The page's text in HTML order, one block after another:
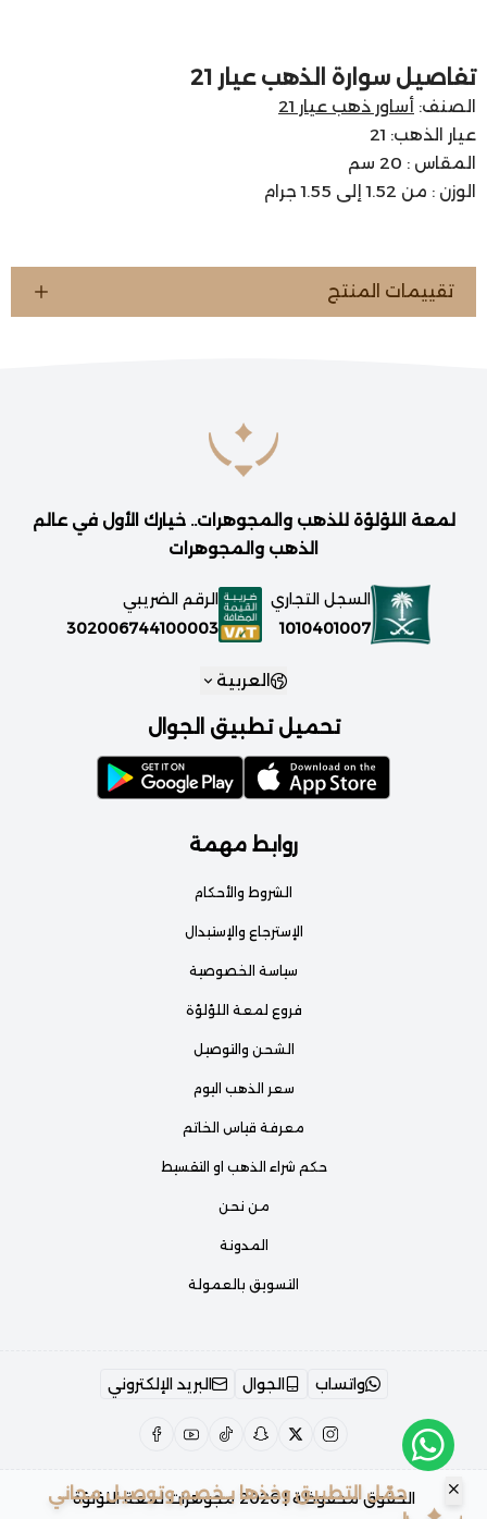
تفاصيل سوارة الذهب عيار 21
الصنف: أساور ذهب عيار 21
عيار الذهب: 21
المقاس : 20 سم
الوزن : من 1.52 إلى 1.55 جرام
تقييمات المنتج
روابط مهمة
الشروط والأحكام
الإسترجاع والإستبدال
سياسة الخصوصية
فروع لمعة اللؤلؤة
الشحن والتوصيل
سعر الذهب اليوم
معرفة قياس الخاتم
حكم شراء الذهب او التقسيط
من نحن
المدونة
التسويق بالعمولة
لمعة اللؤلؤة للذهب والمجوهرات.. خيارك الأول في عالم
الذهب والمجوهرات
السجل التجاري
1010401007
الرقم الضريبي
302006744100003
العربية
تحميل تطبيق الجوال
واتساب الجوال البريد الإلكتروني
الحقوق محفوظة | 2026 مجوهرات لمعة اللؤلؤة
حمّل التطبيق وخذها بـخصم وتوصيل مجاني